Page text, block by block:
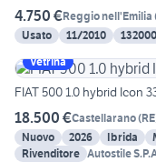
4.750 €Reggio nell'Emilia
Usato
11/2010
Vetrina
FIAT 500 1.0 hybrid Icon
18.500 €Castellarano(RE
Nuovo
2026 Ibrida
Rivenditore Autostile